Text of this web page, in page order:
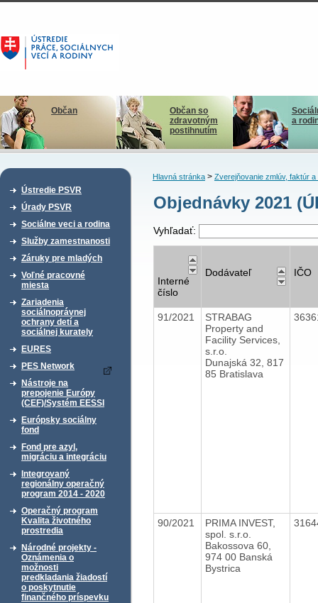
Občan
Občan so
zdravotným
postihnutím
a
Ústredie PSVR
Úrady PSVR
Sociálne veci a rodina
Služby zamestnanosti
Záruky pre mladých
Voľné pracovné
miesta
Zariadenia
sociálnoprávnej
ochrany detí a
sociálnej kurately
EURES
PES Network
Nástroje na
prepojenie Európy
(CEF)/Systém EESSI
Európsky sociálny
fond
Fond pre azyl,
migráciu a integráciu
Integrovaný
regionálny operačný
program 2014 - 2020
Operačný program
Kvalita životného
prostredia
Národné projekty -
Oznámenia o
možnosti
predkladania žiadostí
o poskytnutie
finančného príspevku
Hlavná stránka> Zverejňovanie zmlúv, faktúr a
Objednávky 2021
Vyhľadať:
Interné
číslo
Dodávateľ IČO
91/2021
STRABAG
Property and
Facility Services,
s.r.o.
Dunajská 32, 817
85 Bratislava
90/2021
PRIMA INVEST,
spol. s.r.o.
Bakossova 60,
974 00 Banská
Bystrica